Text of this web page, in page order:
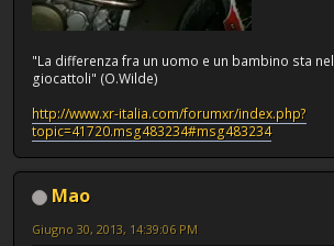
"La differenza fra un uomo e un bambino sta
giocattoli" (O.Wilde)
http://www.xr-italia.com/forumxr/index.php?
topic=41720.msg483234#msg483234
Mao
Giugno 30, 2013, 14:39:06 PM